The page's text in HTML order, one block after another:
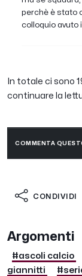
perchè è stato
colloquio avuto
In totale ci sono
continuare la
COMMENTA
CONDIVIDI
Argomenti
#ascoli calcio
giannitti